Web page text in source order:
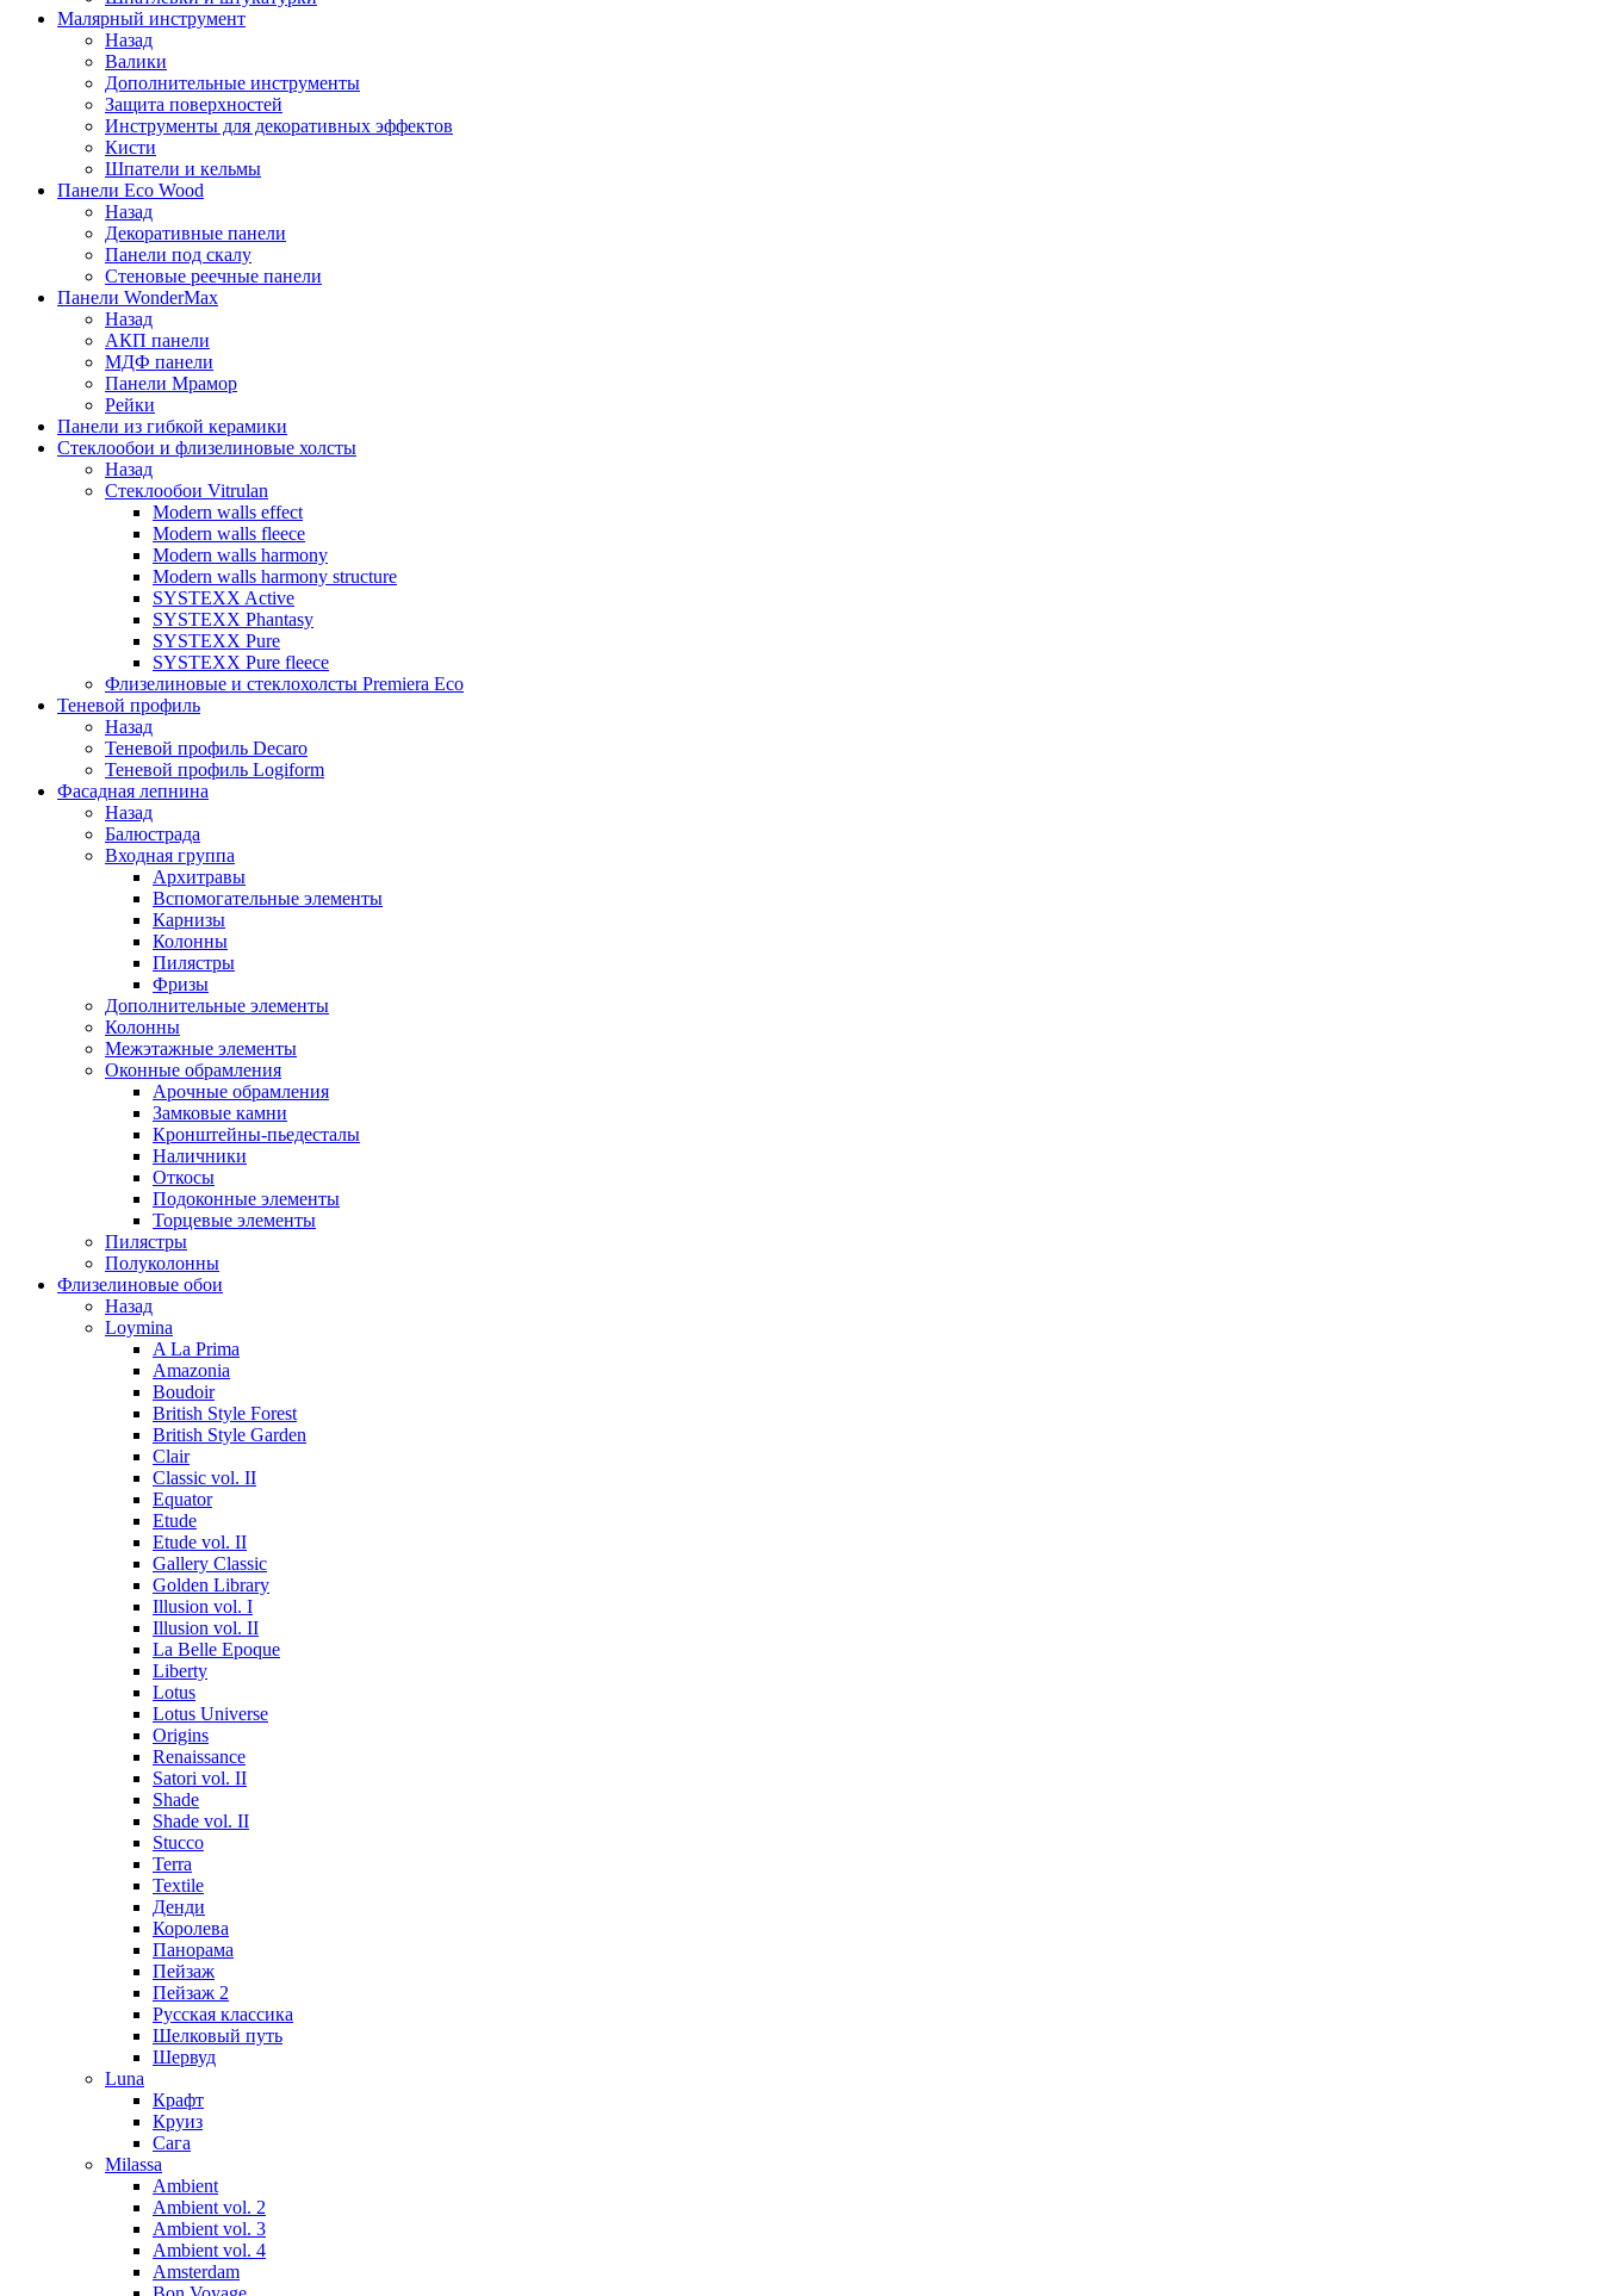
Малярный инструмент
Назад
Валики
Дополнительные инструменты
Защита поверхностей
Инструменты для декоративных эффектов
Кисти
Шпатели и кельмы
Панели Eco Wood
Назад
Декоративные панели
Панели под скалу
Стеновые реечные панели
Панели WonderMax
Назад
АКП панели
МДФ панели
Панели Мрамор
Рейки
Панели из гибкой керамики
Стеклообои и флизелиновые холсты
Назад
Стеклообои Vitrulan
Modern walls effect
Modern walls fleece
Modern walls harmony
Modern walls harmony structure
SYSTEXX Active
SYSTEXX Phantasy
SYSTEXX Pure
SYSTEXX Pure fleece
Флизелиновые и стеклохолсты Premiera Eco
Теневой профиль
Назад
Теневой профиль Decaro
Теневой профиль Logiform
Фасадная лепнина
Назад
Балюстрада
Входная группа
Архитравы
Вспомогательные элементы
Карнизы
Колонны
Пилястры
Фризы
Дополнительные элементы
Колонны
Межэтажные элементы
Оконные обрамления
Арочные обрамления
Замковые камни
Кронштейны-пьедесталы
Наличники
Откосы
Подоконные элементы
Торцевые элементы
Пилястры
Полуколонны
Флизелиновые обои
Назад
Loymina
A La Prima
Amazonia
Boudoir
British Style Forest
British Style Garden
Clair
Classic vol. II
Equator
Etude
Etude vol. II
Gallery Classic
Golden Library
Illusion vol. I
Illusion vol. II
La Belle Epoque
Liberty
Lotus
Lotus Universe
Origins
Renaissance
Satori vol. II
Shade
Shade vol. II
Stucco
Terra
Textile
Денди
Королева
Панорама
Пейзаж
Пейзаж 2
Русская классика
Шелковый путь
Шервуд
Luna
Крафт
Круиз
Сага
Milassa
Ambient
Ambient vol. 2
Ambient vol. 3
Ambient vol. 4
Amsterdam